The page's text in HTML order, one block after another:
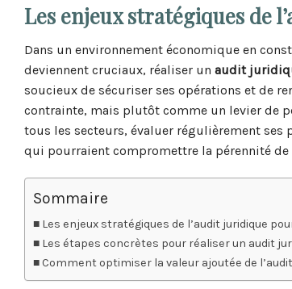
Les enjeux stratégiques de
Dans un environnement économique en
deviennent cruciaux, réaliser un audit
soucieux de sécuriser ses opérations et de
contrainte, mais plutôt comme un levier de
tous les secteurs, évaluer régulièrement
qui pourraient compromettre la pérennité de
Sommaire
Les enjeux stratégiques de l’audit juridique
Les étapes concrètes pour réaliser un audit
Comment optimiser la valeur ajoutée de